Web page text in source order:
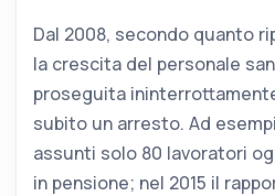
Dal 2008, secondo quanto
la crescita del personale
proseguita
subito un arresto. Ad
assunti solo 80 lavoratori
in pensione; nel 2015 il